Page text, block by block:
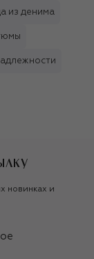
из денима
новинках и